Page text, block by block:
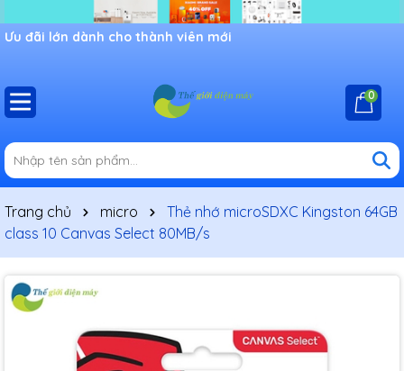
Ưu đãi lớn dành cho thành viên mới
0
Trang chủ micro
Thẻ nhớ microSDXC Kingston 64GB
class 10 Canvas Select 80MB/s